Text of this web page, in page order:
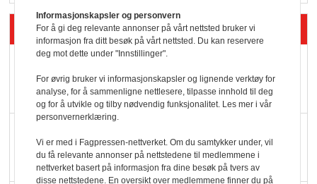
Siste artikler - Butikk i praksis
dundrer videre
Slik opprettholdes
ølsalget
Informasjonskapsler og personvern
For å gi deg relevante annonser på vårt nettsted bruker vi
informasjon fra ditt besøk på vårt nettsted. Du kan reservere
deg mot dette under "Innstillinger".
For øvrig bruker vi informasjonskapsler og lignende verktøy for
analyse, for å sammenligne nettlesere, tilpasse innhold til deg
og for å utvikle og tilby nødvendig funksjonalitet. Les mer i vår
personvernerklæring.
Vi er med i Fagpressen-nettverket. Om du samtykker under, vil
du få relevante annonser på nettstedene til medlemmene i
nettverket basert på informasjon fra dine besøk på tvers av
disse nettstedene. En oversikt over medlemmene finner du på